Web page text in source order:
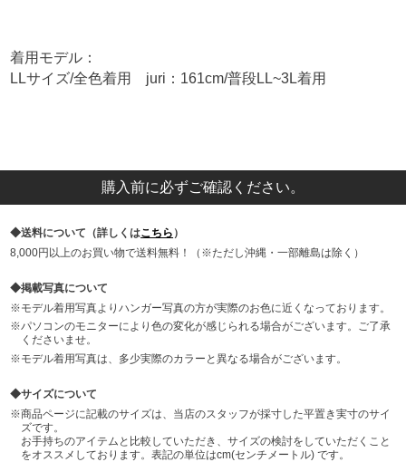
着用モデル：
LLサイズ/全色着用 juri：161cm/普段LL~3L着用
購入前に必ずご確認ください。
送料について（詳しくはこちら ）
8,000円以上のお買い物で送料無料！（※ただし沖縄・一部離島は除く）
掲載写真について
モデル着用写真よりハンガー写真の方が実際のお色に近くなっております。
パソコンのモニターにより色の変化が感じられる場合がございます。ご了承
くださいませ。
モデル着用写真は、多少実際のカラーと異なる場合がございます。
サイズについて
商品ページに記載のサイズは、当店のスタッフが採寸した平置き実寸のサイ
ズです。
お手持ちのアイテムと比較していただき、サイズの検討をしていただくこと
をオススメしております。表記の単位はcm(センチメートル) です。